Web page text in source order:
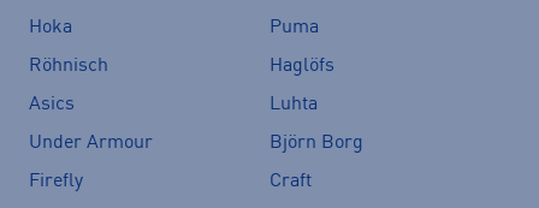
Hoka
Puma
Röhnisch
Haglöfs
Asics
Luhta
Under Armour
Björn Borg
Firefly
Craft